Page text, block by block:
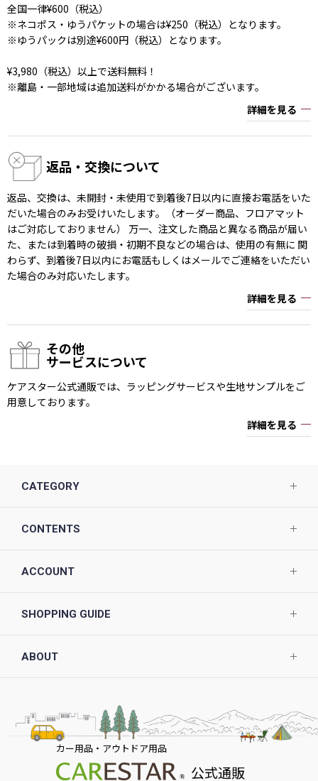
全国一律¥600（税込）
※ネコポス・ゆうパケットの場合は¥250（税込）となります。
※ゆうパックは別途¥600円（税込）となります。
¥3,980（税込）以上で送料無料！
※離島・一部地域は追加送料がかかる場合がございます。
詳細を見る
返品・交換について
返品、交換は、未開封・未使用で到着後7日以内に直接お電話をいた
だいた場合のみお受けいたします。（オーダー商品、フロアマット
はご対応しておりません） 万一、注文した商品と異なる商品が届い
た、または到着時の破損・初期不良などの場合は、使用の有無に 関
わらず、到着後7日以内にお電話もしくはメールでご連絡をいただい
た場合のみ対応いたします。
詳細を見る
その他
サービスについて
ケアスター公式通販では、ラッピングサービスや生地サンプルをご
用意しております。
詳細を見る
CATEGORY
CONTENTS
ACCOUNT
SHOPPING GUIDE
ABOUT
カー用品・アウトドア用品
公式通販